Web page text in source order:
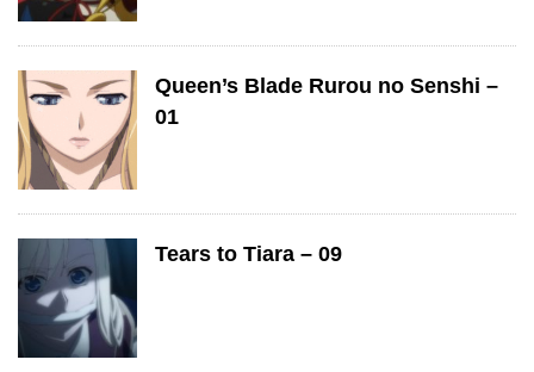
Queen’s Blade Rurou no Senshi –
01
Tears to Tiara – 09